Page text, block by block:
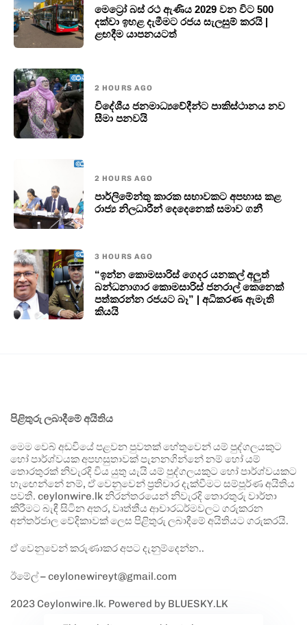
මෙට්‍රෝ බස් රථ ඇණිය 2029 වන විට 500
දක්වා ඉහළ දැමීමට රජය සැලසුම් කරයි |
ළඟදීම යාපනයටත්
2 HOURS AGO
විදේශීය ජනමාධ්‍යවේදීන්ට පාකිස්ථානය නව
සීමා පනවයි
2 HOURS AGO
පාර්ලිමේන්තු කාරක සභාවකට අපහාස කළ
රාජ්‍ය නිලධාරීන් දෙදෙනෙක් සමාව ගනී
3 HOURS AGO
“ඉන්න කොමසාරිස් ගෙදර යනකල් අලුත්
බන්ධනාගාර කොමසාරිස් ජනරාල් කෙනෙක්
පත්කරන්න රජයට බෑ” | අධිකරණ ඇමැති
කියයි
පිළිතුරු ලබාදීමේ අයිතිය
මෙම වෙබ් අඩවියේ පළවන පුවතක් හේතුවෙන් යම් පුද්ගලයකුට
හෝ පාර්ශ්වයක අපහසුතාවක් පැනනගින්නේ නම් හෝ යම්
තොරතුරක් නිවැරදි විය යුතු යැයි යම් පුද්ගලයකුට හෝ පාර්ශ්වයකට
හැඟෙන්නේ නම්, ඒ වෙනුවෙන් ප්‍රතිචාර දැක්වීමට සම්පූර්ණ අයිතිය
පවතී. ceylonwire.lk නිරන්තරයෙන් නිවැරදි තොරතුරු වාර්තා
කිරීමට බැඳී සිටින අතර, වෘත්තීය ආචාරධර්මවලට ගරුකරන
අන්තර්ජාල වේදිකාවක් ලෙස පිළිතුරු ලබාදීමේ අයිතියට ගරුකරයි.
ඒ වෙනුවෙන් කරුණාකර අපට දැනුම්දෙන්න..
ඊමේල් – ceylonewireyt@gmail.com
2023 Ceylonwire.lk. Powered by BLUESKY.LK